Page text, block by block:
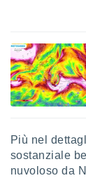
il
dei
su
e/o
Più nel
sostanziale
nuvoloso da